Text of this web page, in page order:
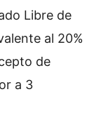
Libre de
al 20%
de
a 3